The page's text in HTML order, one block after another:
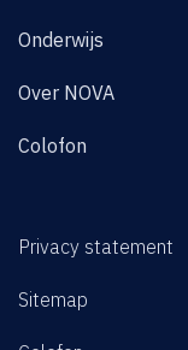
Onderwijs
Over NOVA
Colofon
Privacy statement
Sitemap